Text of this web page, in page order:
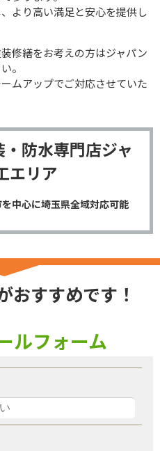
より高い満足と安心を提供し
修繕をお考えの方はジャパン
。
ムアップでご対応させていた
防水専門店ジャ
エリア
中心に埼玉県全域対応可能
おすすめです！
ルフォーム